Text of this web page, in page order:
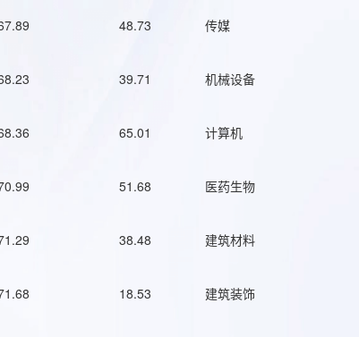
48.73 传媒
39.71 机械设备
65.01 计算机
51.68 医药生物
38.48 建筑材料
18.53 建筑装饰